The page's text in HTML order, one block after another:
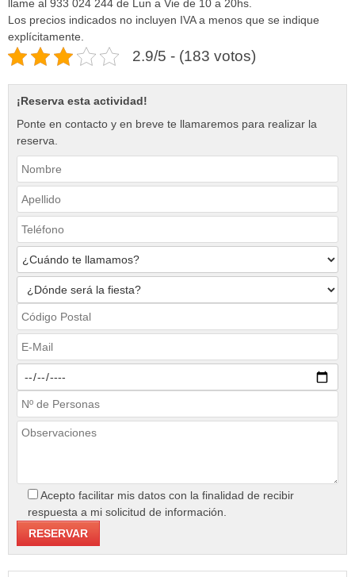
¡Reserva esta actividad!
Ponte en contacto y en breve te llamaremos para realizar la
reserva.
Acepto facilitar mis datos con la finalidad de recibir
respuesta a mi solicitud de información.
llame al 933 024 244 de Lun a Vie de 10 a 20hs.
Los precios indicados no incluyen IVA a menos que se indique
explícitamente.
2.9/5 - (183 votos)